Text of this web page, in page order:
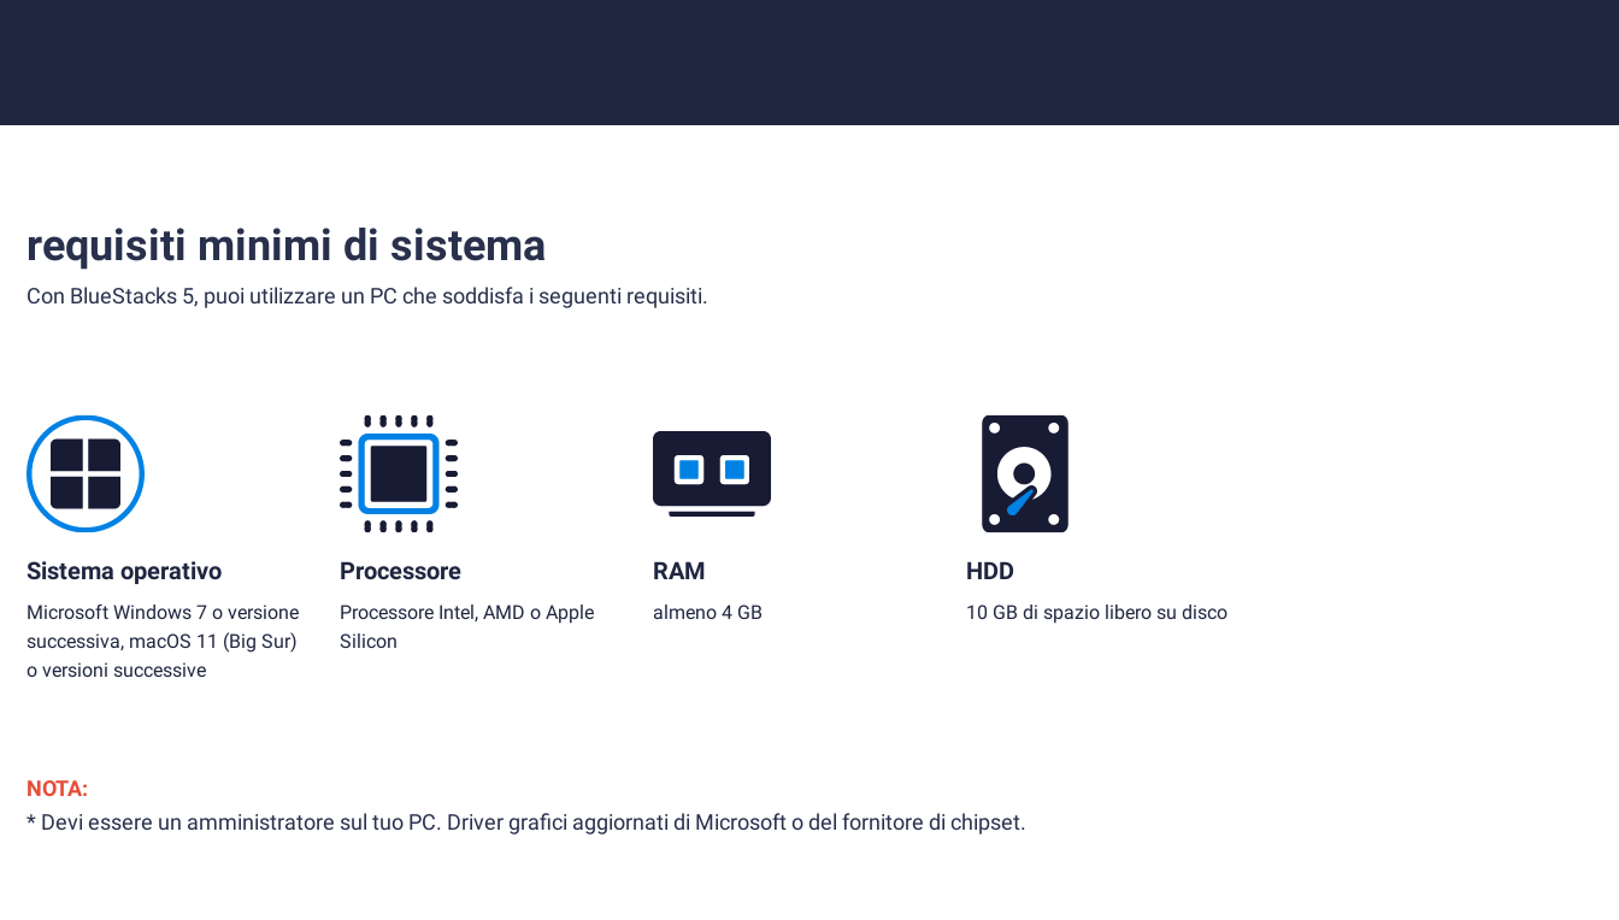
requisiti minimi di sistema
Con BlueStacks 5, puoi utilizzare un PC che soddisfa i seguenti requisiti.
Sistema operativo
Microsoft Windows 7 o versione
successiva, macOS 11 (Big Sur)
o versioni successive
Processore
Processore Intel, AMD o Apple
Silicon
RAM
almeno 4 GB
HDD
10 GB di spazio libero su disco
NOTA:
* Devi essere un amministratore sul tuo PC. Driver grafici aggiornati di Microsoft o del fornitore di chipset.